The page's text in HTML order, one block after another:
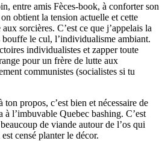
entre amis Fèces-book, à conforter son
obtient la tension actuelle et cette
sorcières. C’est ce que j’appelais la
bouffe le cul, l’individualisme ambiant.
individualistes et zapper toute
pour un frère de lutte aux
communistes (socialistes si tu
propos, c’est bien et nécessaire de
à l’imbuvable Quebec bashing. C’est
de viande autour de l’os qui
censé planter le décor.